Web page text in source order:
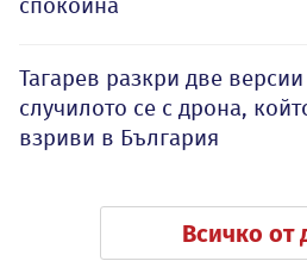
Тагарев разкри две версии
случилото се с дрона,
взриви в България
Всичко от